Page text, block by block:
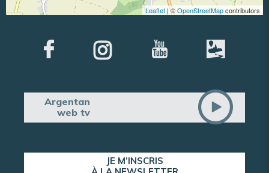
Leaflet | ©OpenStreetMapcontributors
Argentan
web tv
JE M’INSCRIS